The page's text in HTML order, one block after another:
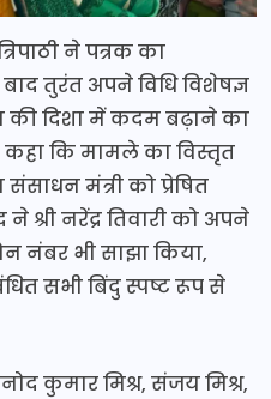
ने पत्रक का
तुरंत अपने विधि विशेषज्ञ
की दिशा में कदम बढ़ाने का
कहा कि मामले का विस्तृत
मंत्री को प्रेषित
श्री नरेंद्र तिवारी को अपने
नंबर भी साझा किया,
सभी बिंदु स्पष्ट रूप से
कुमार मिश्र, संजय मिश्र,